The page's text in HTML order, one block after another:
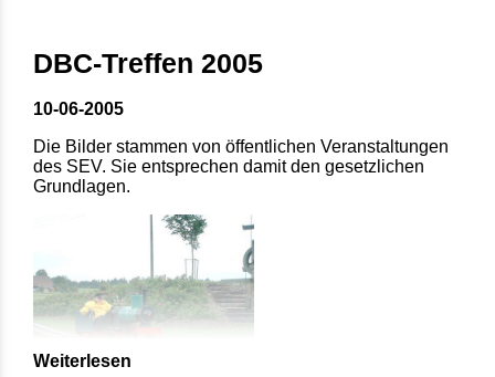
DBC-Treffen 2005
10-06-2005
Die Bilder stammen von öffentlichen Veranstaltungen
des SEV. Sie entsprechen damit den gesetzlichen
Grundlagen.
Weiterlesen